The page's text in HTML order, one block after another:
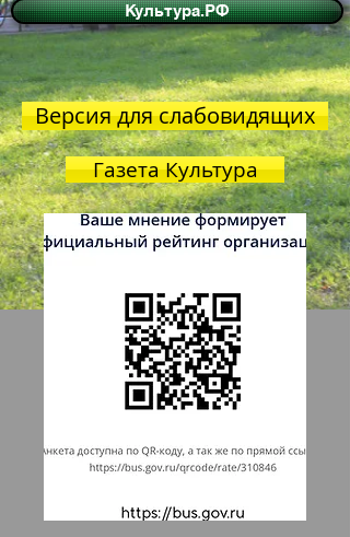
Культура.РФ
Версия для слабовидящих
Газета Культура